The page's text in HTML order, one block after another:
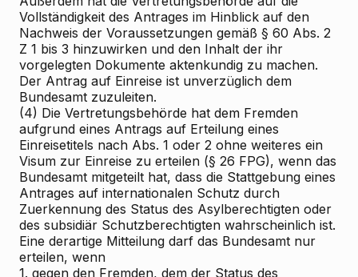
Vollständigkeit des Antrages im Hinblick auf den
Nachweis der Voraussetzungen gemäß § 60 Abs. 2
Z 1 bis 3 hinzuwirken und den Inhalt der ihr
vorgelegten Dokumente aktenkundig zu machen.
Der Antrag auf Einreise ist unverzüglich dem
Bundesamt zuzuleiten.
(4) Die Vertretungsbehörde hat dem Fremden
aufgrund eines Antrags auf Erteilung eines
Einreisetitels nach Abs. 1 oder 2 ohne weiteres ein
Visum zur Einreise zu erteilen (§ 26 FPG), wenn das
Bundesamt mitgeteilt hat, dass die Stattgebung eines
Antrages auf internationalen Schutz durch
Zuerkennung des Status des Asylberechtigten oder
des subsidiär Schutzberechtigten wahrscheinlich ist.
Eine derartige Mitteilung darf das Bundesamt nur
erteilen, wenn
1. gegen den Fremden, dem der Status des